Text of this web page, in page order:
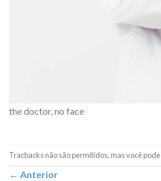
the doctor, no face
Tracbacks não são permitidos, mas você pode
← Anterior